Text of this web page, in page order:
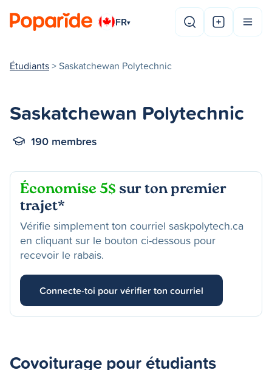
FR▾
Étudiants> Saskatchewan Polytechnic
Saskatchewan Polytechnic
190 membres
Économise 5$ sur ton premier
trajet*
Vérifie simplement ton courriel saskpolytech.ca
en cliquant sur le bouton ci-dessous pour
recevoir le rabais.
Connecte-toi pour vérifier ton courriel
Covoiturage pour étudiants